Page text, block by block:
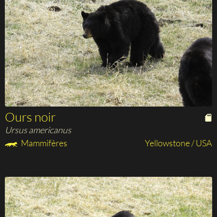
Ours noir
Ursus americanus
Mammifères
Yellowstone / USA